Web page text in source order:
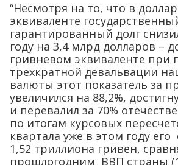
“Несмотря на то, что в
эквиваленте
гарантированный долг
году на 3,4 млрд долларов –
гривневом эквиваленте при
трехкратной девальвации
валюты этот показатель за
увеличился на 88,2%,
и перевалил за 70%
по итогам курсовых
квартала уже в этом году
1,52 триллиона гривен,
прошлогодним ВВП страны